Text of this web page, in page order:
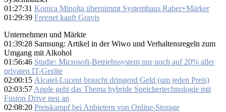
01:27:31 Konica Minolta übernimmt Systemhaus Raber+Märker
01:29:39 Freenet kauft Gravis
Unternehmen und Märkte
01:39:28 Samsung: Artikel in der Wiwo und Verhaltensregeln zum
Umgang mit Alkohol
01:56:46 Studie: Microsoft-Betriebssystem nur noch auf 20% aller
privaten IT-Geräte
02:00:15 Alcatel-Lucent braucht dringend Geld (um jeden Preis)
02:03:57 Apple geht das Thema hybride Speichertechnologie mit
Fusion Drive neu an
02:08:20 Preiskampf bei Anbietern von Online-Storage